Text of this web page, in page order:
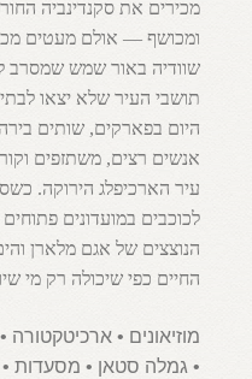
מכירים את סקנדינביה
ומכושף — אולם מעטים
תושבי העיר שלא יצאו
היום בפארקים, שותים
אנשים רצים, משתזפים
עיר הארכיפלג הירוקה.
לכוכבים במועדונים
הנוצצים של אגם מלארן
החיים כפי שיכולה רק מי
• גמלה סטאן • מסעדות •